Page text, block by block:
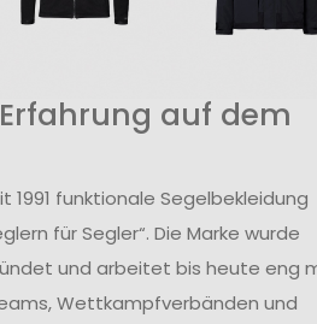
auf dem
funktionale Segelbekleidung
für Segler“. Die Marke wurde
und arbeitet bis heute eng
Wettkampfverbänden und